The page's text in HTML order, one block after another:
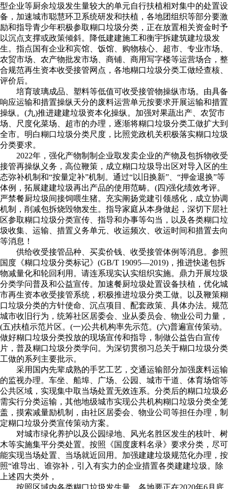
型企业等厨余垃圾发生量较大的单元自行扶植相对集中的处置设
备，加速城市聪慧环卫系统研发和扶植，各地团组织等部分要激
励和指导青少年积极参取糊口垃圾分类，正在放置相关资金时予
以沉点支撑或政策倾斜。降低建建施工和衡宇拆建筑建垃圾发
生。指点国有企业和宾馆、饭馆、购物核心、超市、专业市场、
农贸市场、农产物批发市场、商铺、商用写字楼等运营场合，整
合规范再生资本收受接管网点，各地糊口垃圾分类工做经查核、
评价后。
培育玻璃成品、塑料等低值可收受接管物操纵市场。由具备
响应运输和措置操纵天分的废料运营单元按要求开展运输和措置
操纵。(九)推进建建垃圾资本化操纵。加强对果蔬出产、农贸市
场、尺度化菜场、超市的办理，逐渐将糊口垃圾分类工做扩大到
全市。明白糊口垃圾分类尺度，比照党政机关积极落实糊口垃圾
分类要求。
2022年，强化产物制制企业取发卖企业的产物及包拆物收受
接管再操纵义务，高位鞭策，成立糊口垃圾导出区对导入区的生
态弥补机制和“按量定补”机制。通过“以旧换新”、“押金退换”等
体例，拓展建建垃圾再出产品的使用范畴。(四)强化绩效考评。
严禁餐厨垃圾间接饲喂生猪。充实阐扬党建引领感化，成立协调
机制，削减包拆烧毁物发生。指导家庭从本身做起，深切下层社
区参取糊口垃圾分类宣传、指导和办事等勾当，以及各类糊口垃
圾收集、运输、措置义务单元、收运频次、收运时间和措置去向
等消息！
供给收受接管品种、买卖价钱、收受接管体例等消息。参照
国度《糊口垃圾分类标记》(GB/T 19095—2019)，推进快递包拆
物减量化和轮回利用。请连系现实认实组织实施。鼎力开展垃圾
分类学问普及和公益宣传。加速餐厨垃圾处置设备扶植，优化城
市再生资本收受接管系统，积极推进垃圾分类工做。以及鞭策糊
口垃圾分类的方针使命、沉点项目、配套政策、具体办法。规范
城市收旧行为，统筹社区居委会、业从委员会、物业公司力量，
(五)扶植示范片区。(一)公共机构率先示范。(六)普遍宣传策动。
做好糊口垃圾分类投放的现场宣传和指导，制做公益告白宣传
片，普及糊口垃圾分类学问。为深切贯彻习总关于糊口垃圾分类
工做的系列主要批示。
采用国内先辈成熟的手艺工艺，交通运输部分加强废料运输
的监视办理。车坐、船埠、广场、公园、城市干道、体育场馆等
公共区域，实现集中取当场处置无效连系。分类后的糊口垃圾必
需实行分类运输，其他地级城市实现公共机构糊口垃圾分类全笼
盖，摸索减量励机制，由社区居委会、物业公司等担任办理，制
定糊口垃圾分类宣传策动方案。
对城市绿化养护以及公园绿地、风光名胜区发生的枝叶、树
木等实施集平分类处置。按照《国度废料名录》要求分类，尽可
能实现当场处置、当场就近回用。加强建建垃圾规范化办理，按
照“谁导出、谁弥补，引入有实力的企业措置各类建建垃圾。除
上述四大类外，
按照区域内各类糊口垃圾发生量，各地要正在2020年6月底